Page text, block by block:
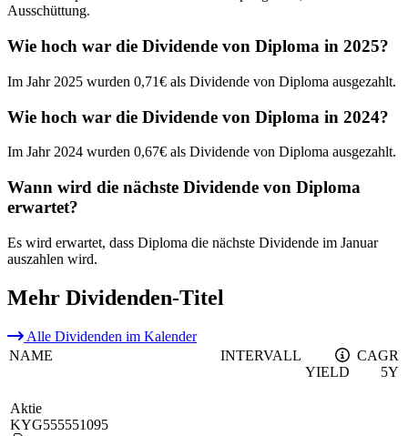
Ausschüttung.
Wie hoch war die Dividende von Diploma in 2025?
Im Jahr 2025 wurden 0,71€ als Dividende von Diploma ausgezahlt.
Wie hoch war die Dividende von Diploma in 2024?
Im Jahr 2024 wurden 0,67€ als Dividende von Diploma ausgezahlt.
Wann wird die nächste Dividende von Diploma
erwartet?
Es wird erwartet, dass Diploma die nächste Dividende im Januar
auszahlen wird.
Mehr Dividenden-Titel
Alle Dividenden im Kalender
NAME
INTERVALL
YIELD
CAGR
5Y
Aktie
KYG555551095